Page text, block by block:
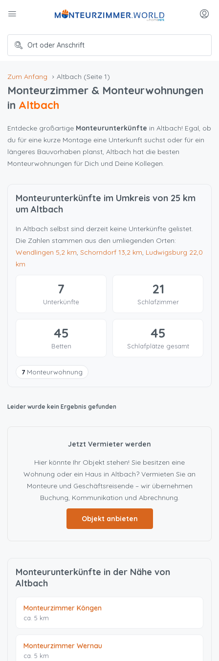
Zum Anfang Altbach (Seite 1)
Monteurzimmer & Monteurwohnungen
in Altbach
Entdecke großartige Monteurunterkünfte in Altbach! Egal, ob
du für eine kurze Montage eine Unterkunft suchst oder für ein
längeres Bauvorhaben planst, Altbach hat die besten
Monteurwohnungen für Dich und Deine Kollegen.
Monteurunterkünfte im Umkreis von 25 km
um Altbach
In Altbach selbst sind derzeit keine Unterkünfte gelistet.
Die Zahlen stammen aus den umliegenden Orten:
Wendlingen 5,2 km, Schorndorf 13,2 km, Ludwigsburg 22,0
km
7
Unterkünfte
21
Schlafzimmer
45
Betten
45
Schlafplätze gesamt
7 Monteurwohnung
Leider wurde kein Ergebnis gefunden
Jetzt Vermieter werden
Hier könnte Ihr Objekt stehen! Sie besitzen eine
Wohnung oder ein Haus in Altbach? Vermieten Sie an
Monteure und Geschäftsreisende – wir übernehmen
Buchung, Kommunikation und Abrechnung.
Objekt anbieten
Monteurunterkünfte in der Nähe von
Altbach
Monteurzimmer Köngen
ca. 5 km
Monteurzimmer Wernau
ca. 5 km